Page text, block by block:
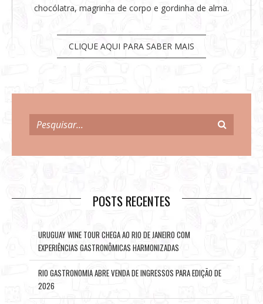
chocólatra, magrinha de corpo e gordinha de alma.
CLIQUE AQUI PARA SABER MAIS
POSTS RECENTES
URUGUAY WINE TOUR CHEGA AO RIO DE JANEIRO COM
EXPERIÊNCIAS GASTRONÔMICAS HARMONIZADAS
RIO GASTRONOMIA ABRE VENDA DE INGRESSOS PARA EDIÇÃO DE
2026